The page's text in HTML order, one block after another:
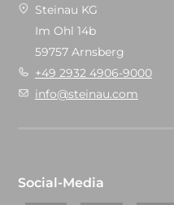
Steinau KG
Im Ohl 14b
59757 Arnsberg
+49 2932 4906-9000
info@steinau.com
Social-Media